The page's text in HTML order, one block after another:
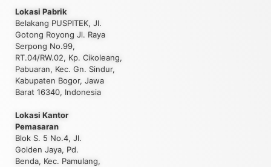
Lokasi Pabrik
Belakang PUSPITEK, Jl.
Gotong Royong Jl. Raya
Serpong No.99,
RT.04/RW.02, Kp. Cikoleang,
Pabuaran, Kec. Gn. Sindur,
Kabupaten Bogor, Jawa
Barat 16340, Indonesia
Lokasi Kantor
Pemasaran
Blok S. 5 No.4, Jl.
Golden Jaya, Pd.
Benda, Kec. Pamulang,